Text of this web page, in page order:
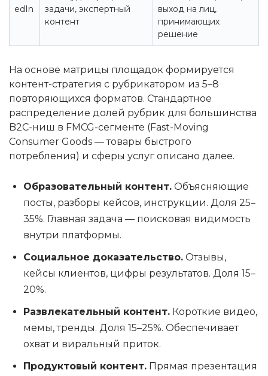
edIn
задачи, экспертный
контент
выход на лиц,
принимающих
решение
На основе матрицы площадок формируется
контент-стратегия с рубрикатором из 5–8
повторяющихся форматов. Стандартное
распределение долей рубрик для большинства
B2C-ниш в FMCG-сегменте (Fast-Moving
Consumer Goods — товары быстрого
потребления) и сферы услуг описано далее.
Образовательный контент. Объясняющие
посты, разборы кейсов, инструкции. Доля 25–
35%. Главная задача — поисковая видимость
внутри платформы.
Социальное доказательство. Отзывы,
кейсы клиентов, цифры результатов. Доля 15–
20%.
Развлекательный контент. Короткие видео,
мемы, тренды. Доля 15–25%. Обеспечивает
охват и виральный приток.
Продуктовый контент. Прямая презентация